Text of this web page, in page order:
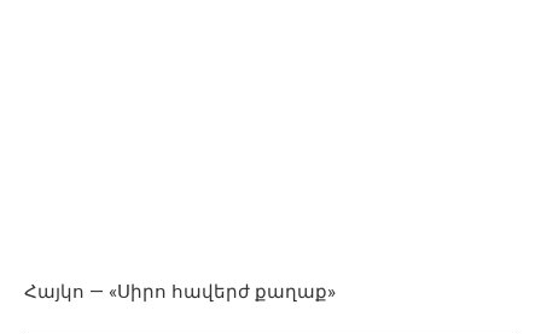
Հայկո — «Սիրո հավերժ քաղաք»